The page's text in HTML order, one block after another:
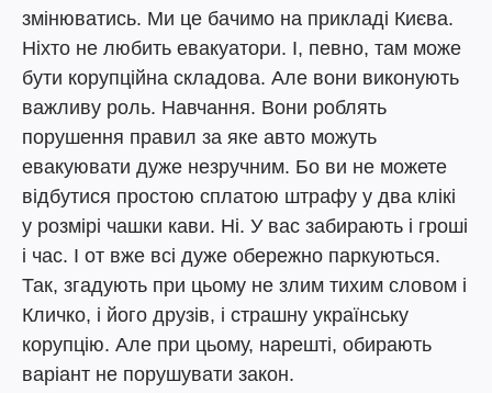
змінюватись. Ми це бачимо на прикладі Києва.
Ніхто не любить евакуатори. І, певно, там може
бути корупційна складова. Але вони виконують
важливу роль. Навчання. Вони роблять
порушення правил за яке авто можуть
евакуювати дуже незручним. Бо ви не можете
відбутися простою сплатою штрафу у два клікі
у розмірі чашки кави. Ні. У вас забирають і гроші
і час. І от вже всі дуже обережно паркуються.
Так, згадують при цьому не злим тихим словом і
Кличко, і його друзів, і страшну українську
корупцію. Але при цьому, нарешті, обирають
варіант не порушувати закон.